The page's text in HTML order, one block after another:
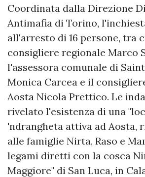
Coordinata dalla Direzione
Antimafia di Torino,
all'arresto di 16 persone, tra
consigliere regionale Marco
l'assessora comunale di
Monica Carcea e il
Aosta Nicola Prettico. Le
rivelato l'esistenza di una
'ndrangheta attiva ad Aosta,
alle famiglie Nirta, Raso e
legami diretti con la cosca
Maggiore" di San Luca, in